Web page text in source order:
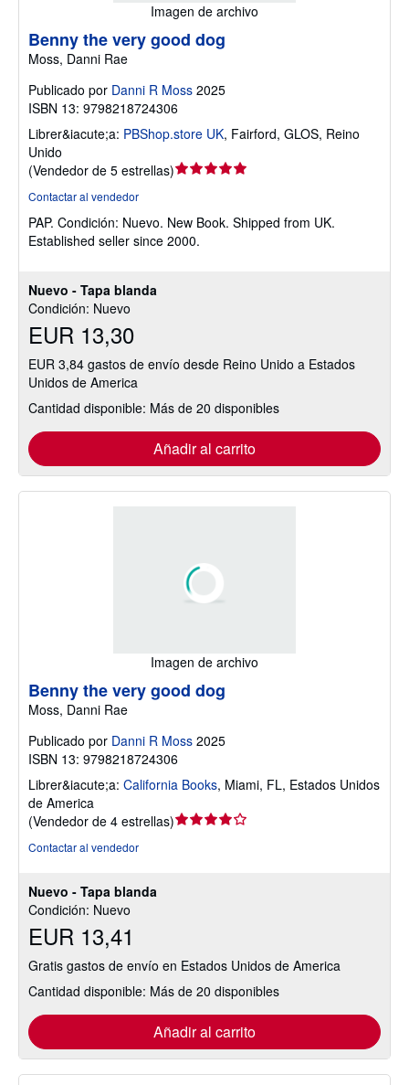
Imagen de archivo
Nuevo - Tapa blanda
Condición: Nuevo
EUR 13,30
EUR 3,84 gastos de envío desde Reino Unido a Estados
Unidos de America
Cantidad disponible: Más de 20 disponibles
Añadir al carrito
Benny the very good dog
Moss, Danni Rae
Publicado por Danni R Moss 2025
ISBN 13: 9798218724306
Librer&iacute;a: PBShop.store UK, Fairford, GLOS, Reino
Unido
(Vendedor de 5 estrellas)Calificación
5
de
Contactar al vendedor
PAP. Condición: Nuevo. New Book. Shipped from UK.
Established seller since 2000.
Imagen de archivo
Nuevo - Tapa blanda
Condición: Nuevo
EUR 13,41
Gratis gastos de envío en Estados Unidos de America
Cantidad disponible: Más de 20 disponibles
Añadir al carrito
Benny the very good dog
Moss, Danni Rae
Publicado por Danni R Moss 2025
ISBN 13: 9798218724306
Librer&iacute;a: California Books, Miami, FL, Estados Unidos
de America
(Vendedor de 4 estrellas)Calificación
Contactar al vendedor